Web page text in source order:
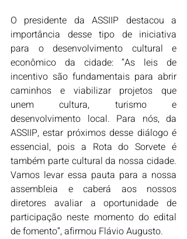
O presidente da ASSIIP destacou a
importância desse tipo de iniciativa
para o desenvolvimento cultural e
econômico da cidade: “As leis de
incentivo são fundamentais para abrir
caminhos e viabilizar projetos que
unem cultura, turismo e
desenvolvimento local. Para nós, da
ASSIIP, estar próximos desse diálogo é
essencial, pois a Rota do Sorvete é
também parte cultural da nossa cidade.
Vamos levar essa pauta para a nossa
assembleia e caberá aos nossos
diretores avaliar a oportunidade de
participação neste momento do edital
de fomento”, afirmou Flávio Augusto.